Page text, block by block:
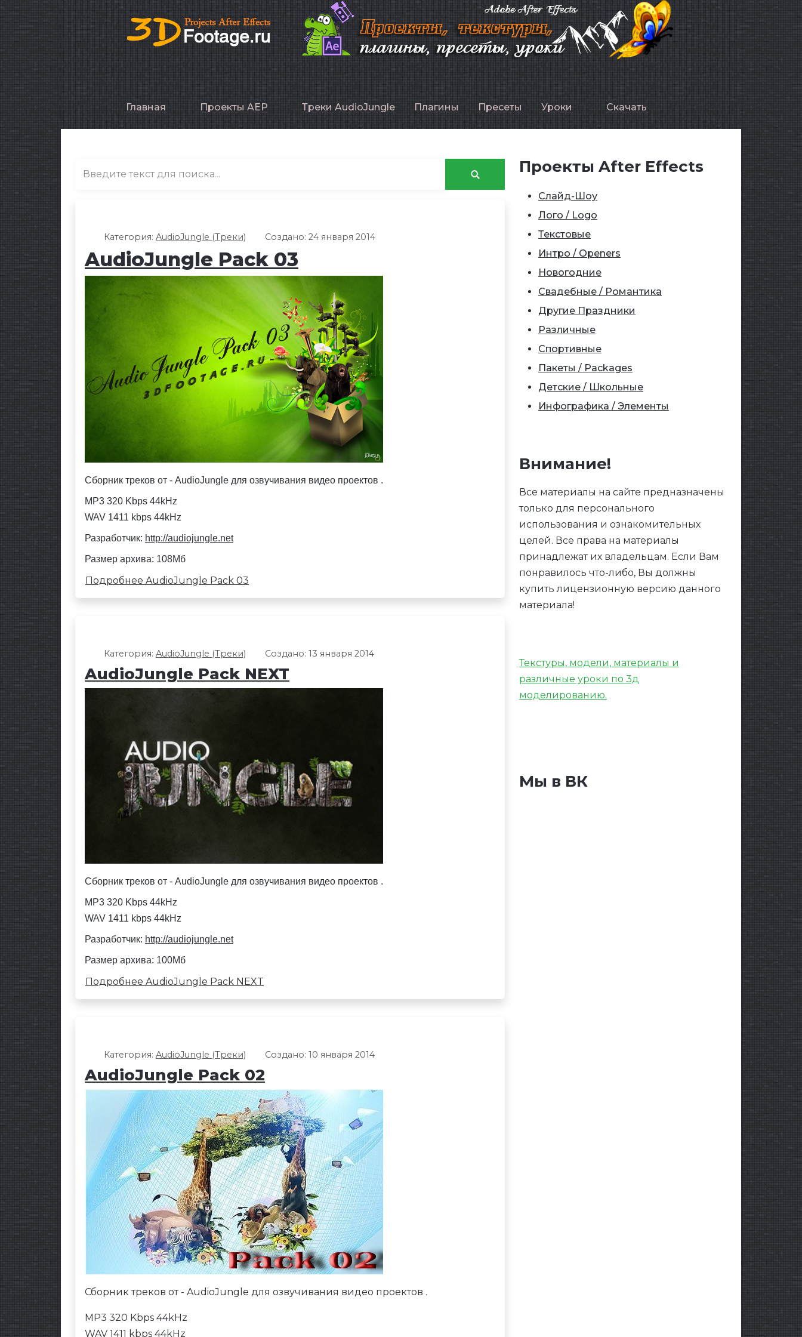
Главная Проекты AEP Треки AudioJungle Плагины Пресеты Уроки Скачать
Категория: AudioJungle (Треки) Создано: 24 января 2014
AudioJungle Pack 03
Сборник треков от - AudioJungle для озвучивания видео проектов .
MP3 320 Kbps 44kHz
WAV 1411 kbps 44kHz
Разработчик: http://audiojungle.net
Размер архива: 108Мб
Подробнее AudioJungle Pack 03
Категория: AudioJungle (Треки) Создано: 13 января 2014
AudioJungle Pack NEXT
Сборник треков от - AudioJungle для озвучивания видео проектов .
MP3 320 Kbps 44kHz
WAV 1411 kbps 44kHz
Разработчик: http://audiojungle.net
Размер архива: 100Мб
Подробнее AudioJungle Pack NEXT
Категория: AudioJungle (Треки) Создано: 10 января 2014
AudioJungle Pack 02
Сборник треков от - AudioJungle для озвучивания видео проектов .
MP3 320 Kbps 44kHz
WAV 1411 kbps 44kHz
Проекты After Effects
Слайд-Шоу
Лого / Logo
Текстовые
Интро / Openers
Новогодние
Свадебные / Романтика
Другие Праздники
Различные
Спортивные
Пакеты / Packages
Детские / Школьные
Инфографика / Элементы
Внимание!
Все материалы на сайте предназначены
только для персонального
использования и ознакомительных
целей. Все права на материалы
принадлежат их владельцам. Если Вам
понравилось что-либо, Вы должны
купить лицензионную версию данного
материала!
Текстуры, модели, материалы и
различные уроки по 3д
моделированию.
Мы в ВК